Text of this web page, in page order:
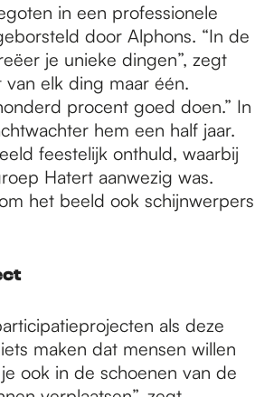
in een professionele
door Alphons. “In de
je unieke dingen”, zegt
van elk ding maar één.
procent goed doen.” In
hem een half jaar.
feestelijk onthuld, waarbij
Hatert aanwezig was.
het beeld ook schijnwerpers
als deze
maken dat mensen willen
ook in de schoenen van de